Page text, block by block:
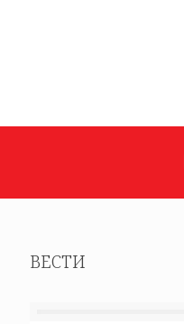
ВЕСТИ